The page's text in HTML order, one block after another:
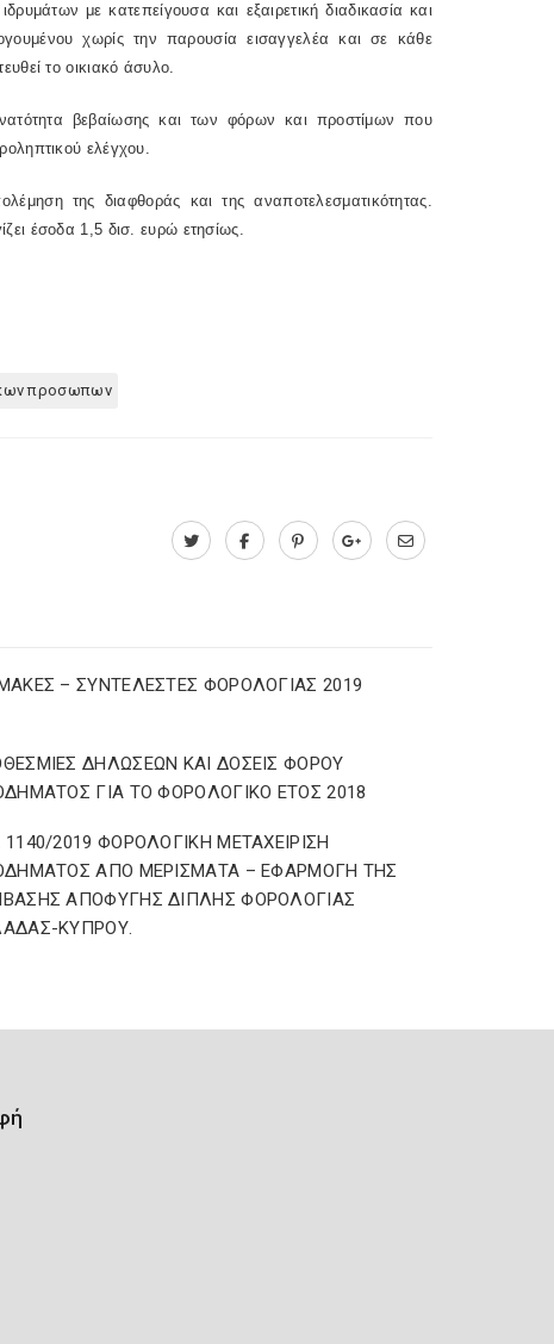
με κατεπείγουσα και εξαιρετική διαδικασία και
χωρίς την παρουσία εισαγγελέα και σε κάθε
το οικιακό άσυλο.
βεβαίωσης και των φόρων και προστίμων που
ελέγχου.
της διαφθοράς και της αναποτελεσματικότητας.
έσοδα 1,5 δισ. ευρώ ετησίως.
προσωπων
– ΣΥΝΤΕΛΕΣΤΕΣ ΦΟΡΟΛΟΓΙΑΣ 2019
ΔΗΛΩΣΕΩΝ ΚΑΙ ΔΟΣΕΙΣ ΦΟΡΟΥ
ΓΙΑ ΤΟ ΦΟΡΟΛΟΓΙΚΟ ΕΤΟΣ 2018
2019 ΦΟΡΟΛΟΓΙΚΗ ΜΕΤΑΧΕΙΡΙΣΗ
ΑΠΟ ΜΕΡΙΣΜΑΤΑ – ΕΦΑΡΜΟΓΗ ΤΗΣ
ΑΠΟΦΥΓΗΣ ΔΙΠΛΗΣ ΦΟΡΟΛΟΓΙΑΣ
ΚΥΠΡΟΥ.